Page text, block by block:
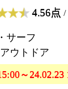
4.56点 /
サーフ
ウトドア
～24.02.23